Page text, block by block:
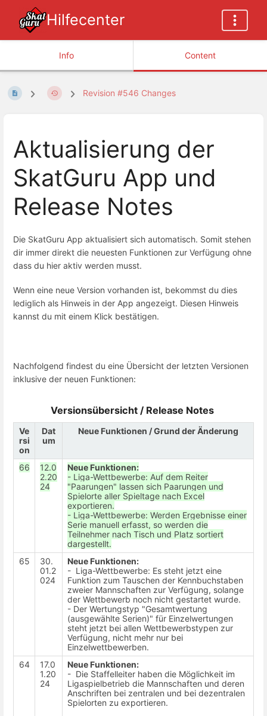
Hilfecenter
Info Content
Revision #546 Changes
Aktualisierung der
SkatGuru App und
Release Notes
Die SkatGuru App aktualisiert sich automatisch. Somit stehen
dir immer direkt die neuesten Funktionen zur Verfügung ohne
dass du hier aktiv werden musst.
Wenn eine neue Version vorhanden ist, bekommst du dies
lediglich als Hinweis in der App angezeigt. Diesen Hinweis
kannst du mit einem Klick bestätigen.
Nachfolgend findest du eine Übersicht der letzten Versionen
inklusive der neuen Funktionen:
Versionsübersicht / Release Notes
Ve
rsi
on
Dat
um
Neue Funktionen / Grund der Änderung
66
12.0
2.20
24
Neue Funktionen:
- Liga-Wettbewerbe: Auf dem Reiter
"Paarungen" lassen sich Paarungen und
Spielorte aller Spieltage nach Excel
exportieren.
- Liga-Wettbewerbe: Werden Ergebnisse einer
Serie manuell erfasst, so werden die
Teilnehmer nach Tisch und Platz sortiert
dargestellt.
65
30.
01.2
024
Neue Funktionen:
- Liga-Wettbewerbe: Es steht jetzt eine
Funktion zum Tauschen der Kennbuchstaben
zweier Mannschaften zur Verfügung, solange
der Wettbewerb noch nicht gestartet wurde.
- Der Wertungstyp "Gesamtwertung
(ausgewählte Serien)" für Einzelwertungen
steht jetzt bei allen Wettbewerbstypen zur
Verfügung, nicht mehr nur bei
Einzelwettbewerben.
64
17.0
1.20
24
Neue Funktionen:
- Die Staffelleiter haben die Möglichkeit im
Ligaspielbetrieb die Mannschaften und deren
Anschriften bei zentralen und bei dezentralen
Spielorten zu exportieren.